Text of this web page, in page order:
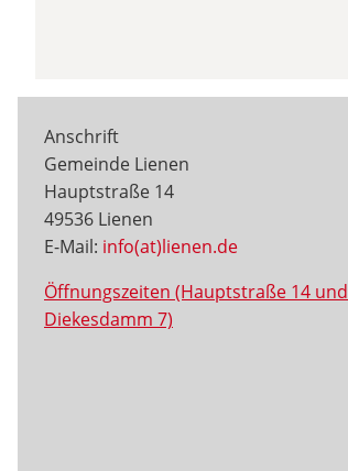
Anschrift
Gemeinde Lienen
Hauptstraße 14
49536 Lienen
E-Mail: info(at)lienen.de
Öffnungszeiten (Hauptstraße 14 und
Diekesdamm 7)